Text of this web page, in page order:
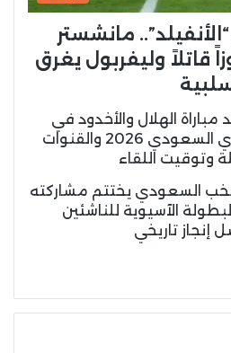
مانشستر
قاتلاً وليفربول يغرق
الهلال والأخدود في
الدوري السعودي 2026 والقنوات
وتوقيت اللقاء
السعودي يختتم مشاركته
الآسيوية للناشئين
إنجاز تاريخي